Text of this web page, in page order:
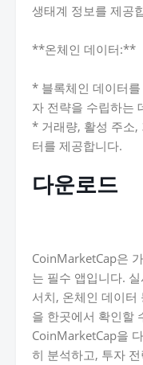
생태계 정보를 제공
**온체인 데이터:**
* 블록체인 데이터
자 전략을 수립하는
* 거래량, 활성 주소,
터를 제공합니다.
다운로드
CoinMarketCap은
는 필수 앱입니다.
서치, 온체인 데이터
을 한곳에서 확인할
CoinMarketCap을
히 분석하고, 투자